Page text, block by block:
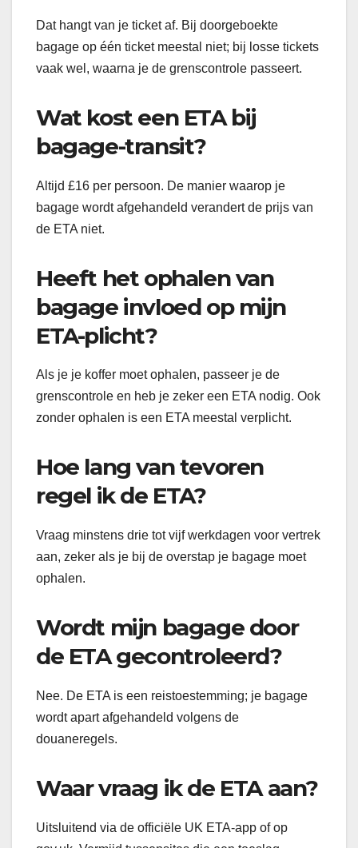
Dat hangt van je ticket af. Bij doorgeboekte
bagage op één ticket meestal niet; bij losse tickets
vaak wel, waarna je de grenscontrole passeert.
Wat kost een ETA bij
bagage-transit?
Altijd £16 per persoon. De manier waarop je
bagage wordt afgehandeld verandert de prijs van
de ETA niet.
Heeft het ophalen van
bagage invloed op mijn
ETA-plicht?
Als je je koffer moet ophalen, passeer je de
grenscontrole en heb je zeker een ETA nodig. Ook
zonder ophalen is een ETA meestal verplicht.
Hoe lang van tevoren
regel ik de ETA?
Vraag minstens drie tot vijf werkdagen voor vertrek
aan, zeker als je bij de overstap je bagage moet
ophalen.
Wordt mijn bagage door
de ETA gecontroleerd?
Nee. De ETA is een reistoestemming; je bagage
wordt apart afgehandeld volgens de
douaneregels.
Waar vraag ik de ETA aan?
Uitsluitend via de officiële UK ETA-app of op